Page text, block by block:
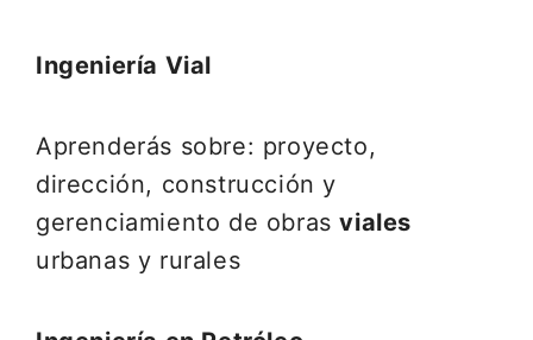
Ingeniería Vial
Aprenderás sobre: proyecto,
dirección, construcción y
gerenciamiento de obrasviales
urbanas y rurales